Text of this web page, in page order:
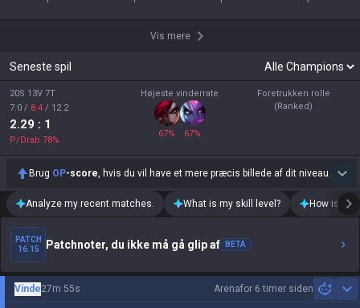
Vis mere
Seneste spil
20S 13V 7T
7.0 / 8.4 / 12.2
2.29 : 1
P/Drab 78%
Højeste vinderrate
67% 67%
Foretrukken rolle
(Ranked)
Brug OP-score, hvis du vil have et mere præcis billede af dit niveau.
Analyze my recent matches. What is my skill level? How is my
PATCH
16.15
Patchnoter, du ikke må gå glip af BETA
Arenafor 6 timer siden
Vinde27m 55s